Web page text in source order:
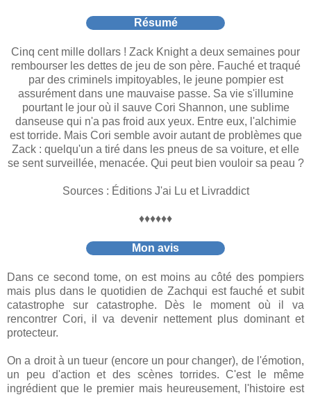
Résumé
Cinq cent mille dollars ! Zack Knight a deux semaines pour
rembourser les dettes de jeu de son père. Fauché et traqué
par des criminels impitoyables, le jeune pompier est
assurément dans une mauvaise passe. Sa vie s'illumine
pourtant le jour où il sauve Cori Shannon, une sublime
danseuse qui n'a pas froid aux yeux. Entre eux, l'alchimie
est torride. Mais Cori semble avoir autant de problèmes que
Zack : quelqu'un a tiré dans les pneus de sa voiture, et elle
se sent surveillée, menacée. Qui peut bien vouloir sa peau ?
Sources : Éditions J'ai Lu et Livraddict
♦♦♦♦♦♦
Mon avis
Dans ce second tome, on est moins au côté des pompiers
mais plus dans le quotidien de Zachqui est fauché et subit
catastrophe sur catastrophe. Dès le moment où il va
rencontrer Cori, il va devenir nettement plus dominant et
protecteur.
On a droit à un tueur (encore un pour changer), de l'émotion,
un peu d'action et des scènes torrides. C'est le même
ingrédient que le premier mais heureusement, l'histoire est